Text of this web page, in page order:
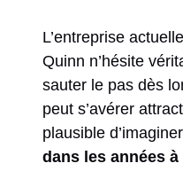
L’entreprise
Quinn n’hésite
sauter le pas dès
peut s’avérer
plausible
dans les années